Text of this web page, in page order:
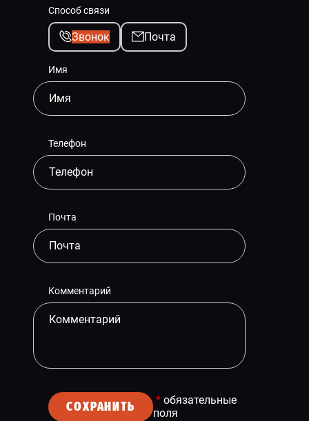
Способ связи
Звонок Почта
Имя
Телефон
Почта
Комментарий
СОХРАНИТЬ * обязательные
поля